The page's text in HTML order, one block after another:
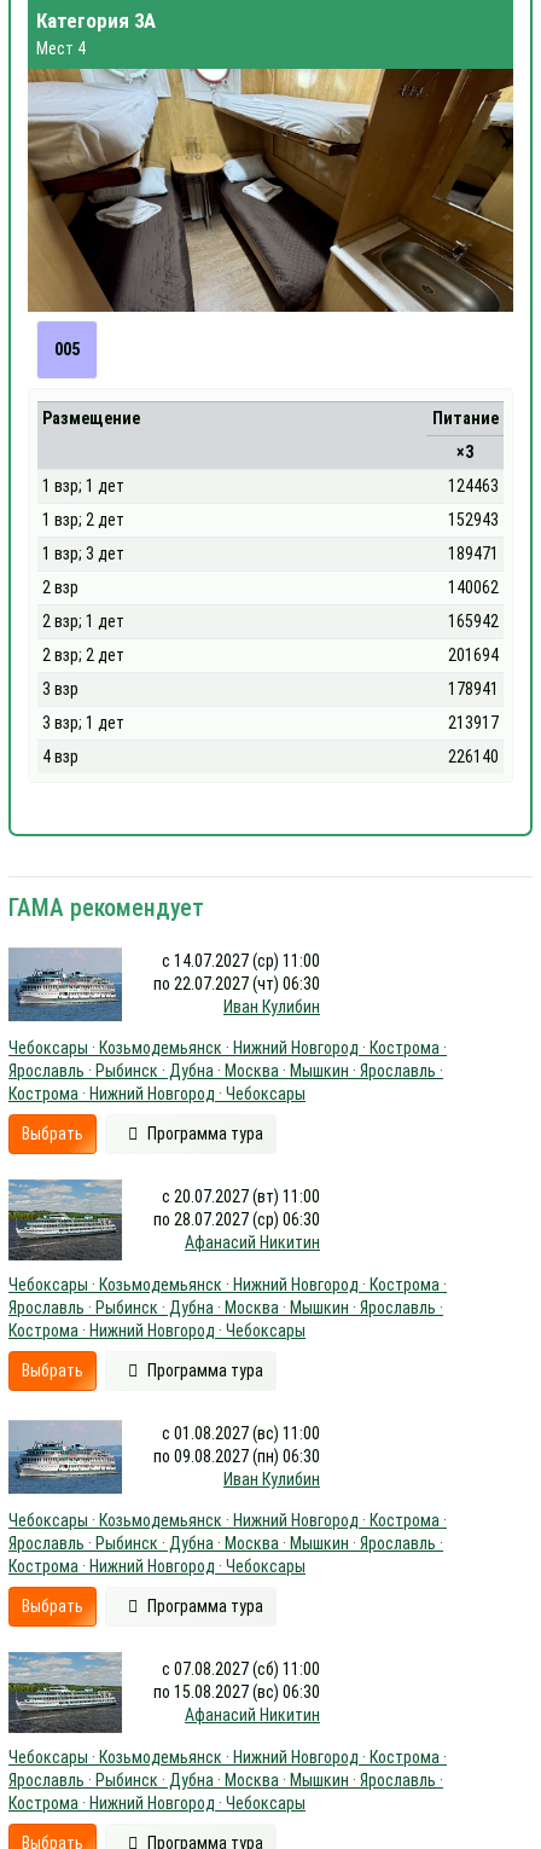
Категория 3А
Мест 4
005
Размещение
Питание
×3
1 взр; 1 дет
124463
1 взр; 2 дет
152943
1 взр; 3 дет
189471
2 взр
140062
2 взр; 1 дет
165942
2 взр; 2 дет
201694
3 взр
178941
3 взр; 1 дет
213917
4 взр
226140
ГАМА рекомендует
с 14.07.2027 (ср) 11:00
по 22.07.2027 (чт) 06:30
Иван Кулибин
Чебоксары · Козьмодемьянск · Нижний Новгород · Кострома ·
Ярославль · Рыбинск · Дубна · Москва · Мышкин · Ярославль ·
Кострома · Нижний Новгород · Чебоксары
Выбрать Программа тура
с 20.07.2027 (вт) 11:00
по 28.07.2027 (ср) 06:30
Афанасий Никитин
Чебоксары · Козьмодемьянск · Нижний Новгород · Кострома ·
Ярославль · Рыбинск · Дубна · Москва · Мышкин · Ярославль ·
Кострома · Нижний Новгород · Чебоксары
Выбрать Программа тура
с 01.08.2027 (вс) 11:00
по 09.08.2027 (пн) 06:30
Иван Кулибин
Чебоксары · Козьмодемьянск · Нижний Новгород · Кострома ·
Ярославль · Рыбинск · Дубна · Москва · Мышкин · Ярославль ·
Кострома · Нижний Новгород · Чебоксары
Выбрать Программа тура
с 07.08.2027 (сб) 11:00
по 15.08.2027 (вс) 06:30
Афанасий Никитин
Чебоксары · Козьмодемьянск · Нижний Новгород · Кострома ·
Ярославль · Рыбинск · Дубна · Москва · Мышкин · Ярославль ·
Кострома · Нижний Новгород · Чебоксары
Выбрать Программа тура